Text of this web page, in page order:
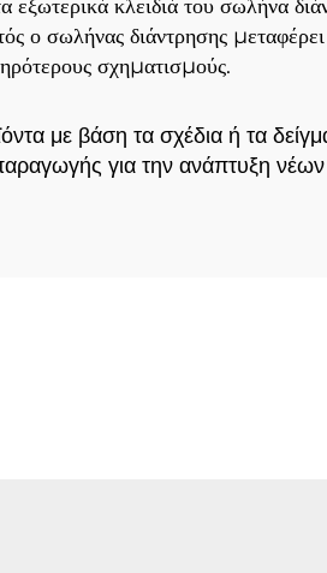
κλειδιά του σωλήνα
ο σωλήνας διάντρησης
σχηματισμούς.
με βάση τα σχέδια ή τα
για την ανάπτυξη